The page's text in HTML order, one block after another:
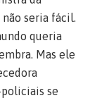
seria fácil.
queria
Mas ele
se